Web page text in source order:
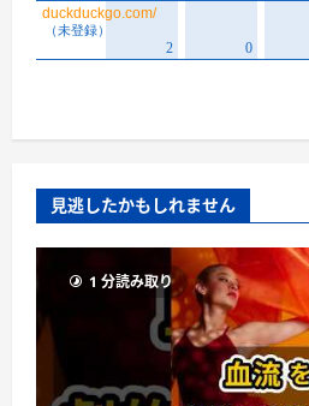
見逃したかもしれません
1 分読み取り